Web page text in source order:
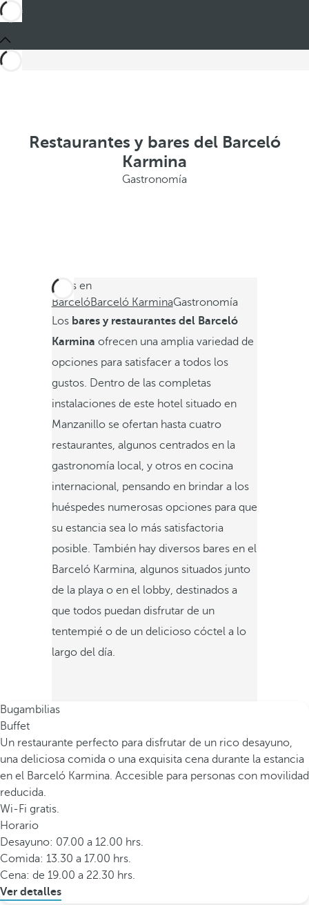
Restaurantes y bares del Barceló
Karmina
Gastronomía
Estás en
BarcelóBarceló KarminaGastronomía
Los bares y restaurantes del Barceló
Karmina ofrecen una amplia variedad de
opciones para satisfacer a todos los
gustos. Dentro de las completas
instalaciones de este hotel situado en
Manzanillo se ofertan hasta cuatro
restaurantes, algunos centrados en la
gastronomía local, y otros en cocina
internacional, pensando en brindar a los
huéspedes numerosas opciones para que
su estancia sea lo más satisfactoria
posible. También hay diversos bares en el
Barceló Karmina, algunos situados junto
de la playa o en el lobby, destinados a
que todos puedan disfrutar de un
tentempié o de un delicioso cóctel a lo
largo del día.
Bugambilias
Buffet
Un restaurante perfecto para disfrutar de un rico desayuno,
una deliciosa comida o una exquisita cena durante la estancia
en el Barceló Karmina. Accesible para personas con movilidad
reducida.
Wi-Fi gratis.
Horario
Desayuno: 07.00 a 12.00 hrs.
Comida: 13.30 a 17.00 hrs.
Cena: de 19.00 a 22.30 hrs.
Ver detalles